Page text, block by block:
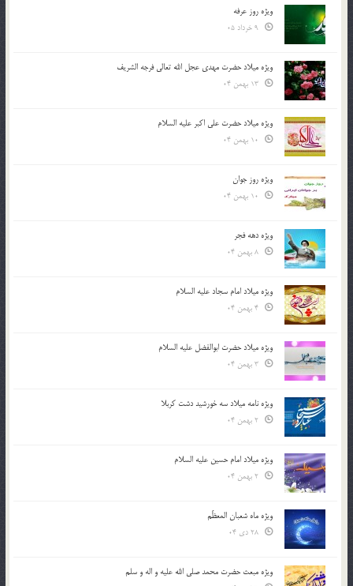
ویژه روز عرفه
ویژه میلاد حضرت مهدی عجل الله تعالی فرجه الشريف
ویژه میلاد حضرت علی اکبر علیه السلام
ویژه روز جوان
ویژه دهه فجر
ویژه میلاد امام سجاد علیه السلام
ویژه میلاد حضرت ابوالفضل علیه السلام
ویژه نامه میلاد سه خورشید دشت کربلا
ویژه میلاد امام حسین علیه السلام
ویژه ماه شعبان المعظّم
ویژه مبعث حضرت محمد صلی الله علیه و اله و سلم